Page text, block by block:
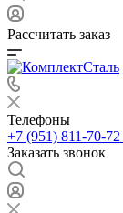
Рассчитать заказ
Телефоны
+7 (951) 811-70-72
Заказать звонок